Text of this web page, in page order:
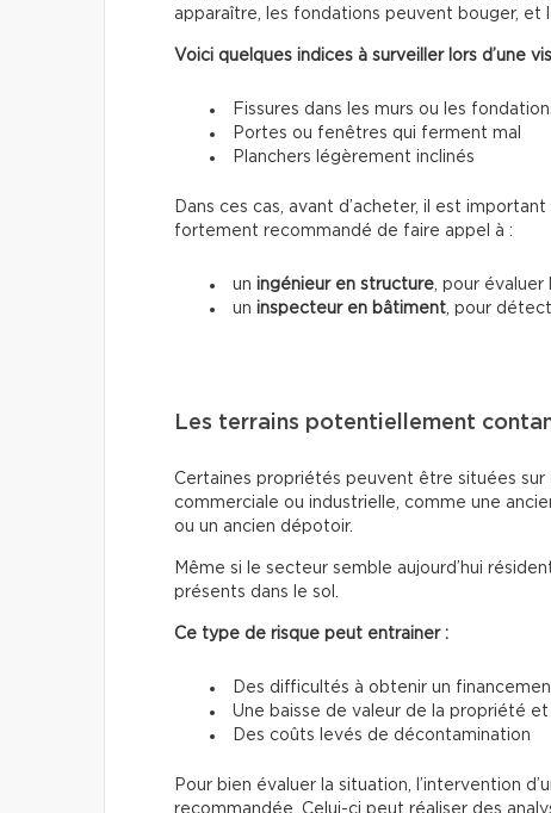
apparaître, les fondations peuvent bouger,
Voici quelques indices à surveiller lors d’une
Fissures dans les murs ou les
Portes ou fenêtres qui ferment mal
Planchers légèrement inclinés
Dans ces cas, avant d’acheter, il est
fortement recommandé de faire appel à :
un ingénieur en structure, pour
un inspecteur en bâtiment, pour
Les terrains potentiellement
Certaines propriétés peuvent être situées
commerciale ou industrielle, comme une
ou un ancien dépotoir.
Même si le secteur semble aujourd’hui
présents dans le sol.
Ce type de risque peut entrainer :
Des difficultés à obtenir un
Une baisse de valeur de la propriété
Des coûts levés de décontamination
Pour bien évaluer la situation, l’intervention
recommandée. Celui-ci peut réaliser des